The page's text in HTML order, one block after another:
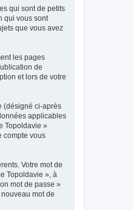
qui sont de petits
qui vous sont
que vous avez
les pages
de
et lors de votre
(désigné ci-après
applicables
Topoldavie »
compte vous
Votre mot de
Topoldavie », à
mot de passe »
mot de